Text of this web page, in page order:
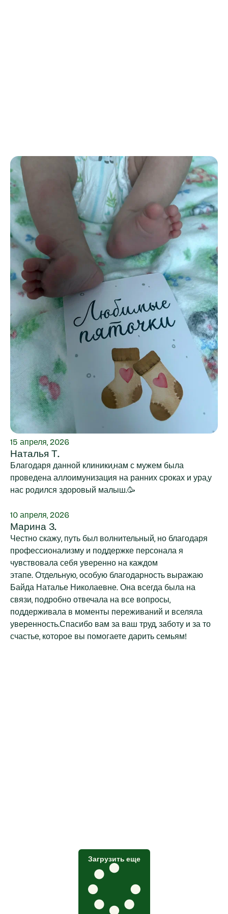
15 апреля, 2026
Наталья Т.
Благодаря данной клиники,нам с мужем была
проведена аллоимунизация на ранних сроках и ура,у
нас родился здоровый малыш.🥳
10 апреля, 2026
Марина З.
Честно скажу, путь был волнительный, но благодаря
профессионализму и поддержке персонала я
чувствовала себя уверенно на каждом
этапе. Отдельную, особую благодарность выражаю
Байда Наталье Николаевне. Она всегда была на
связи, подробно отвечала на все вопросы,
поддерживала в моменты переживаний и вселяла
уверенность.Спасибо вам за ваш труд, заботу и за то
счастье, которое вы помогаете дарить семьям!
Загрузить еще